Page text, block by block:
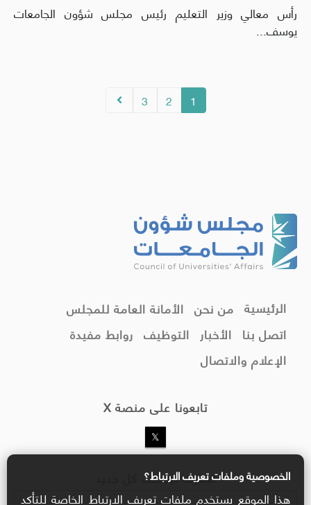
رأس معالي وزير التعليم رئيس مجلس شؤون الجامعات
يوسف...
1
2
3
الرئيسية من نحن الأمانة العامة للمجلس
اتصل بنا الأخبار التوظيف روابط مفيدة
الإعلام والاتصال
تابعونا على منصة X
اشترك ليصلك كل جديد
الخصوصية وملفات تعريف الارتباط؟
هذا الموقع يستخدم ملفات تعريف الارتباط الخاصة للتأكد